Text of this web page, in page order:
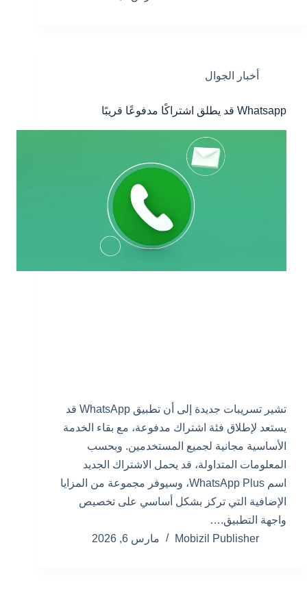
أخبار الجوال
Whatsapp قد يطلق اشتراكًا مدفوعًا قريبًا
تشير تسريبات جديدة إلى أن تطبيق WhatsApp قد
يستعد لإطلاق فئة اشتراك مدفوعة، مع بقاء الخدمة
الأساسية مجانية لجميع المستخدمين. وبحسب
المعلومات المتداولة، قد يحمل الاشتراك الجديد
اسم WhatsApp Plus، وسيوفر مجموعة من المزايا
الإضافية التي تركز بشكل أساسي على تخصيص
واجهة التطبيق.…
Mobizil Publisher
مارس 6, 2026